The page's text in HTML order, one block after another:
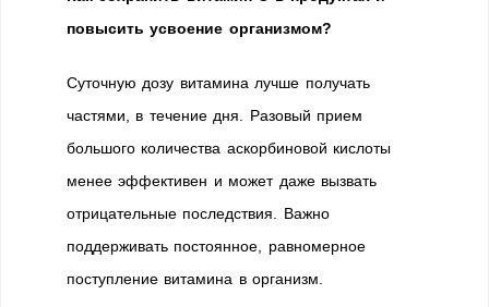
повысить усвоение организмом?
Суточную дозу витамина лучше получать
частями, в течение дня. Разовый прием
большого количества аскорбиновой кислоты
менее эффективен и может даже вызвать
отрицательные последствия. Важно
поддерживать постоянное, равномерное
поступление витамина в организм.